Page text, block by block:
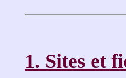
1. Sites et